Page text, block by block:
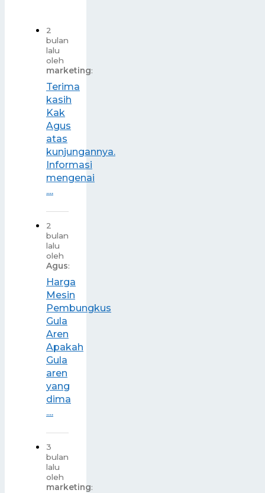
2
bulan
lalu
oleh
marketing:
Terima
kasih
Kak
Agus
atas
kunjungannya.
Informasi
mengenai
....
2
bulan
lalu
oleh
Agus:
Harga
Mesin
Pembungkus
Gula
Aren
Apakah
Gula
aren
yang
dima
....
3
bulan
lalu
oleh
marketing: